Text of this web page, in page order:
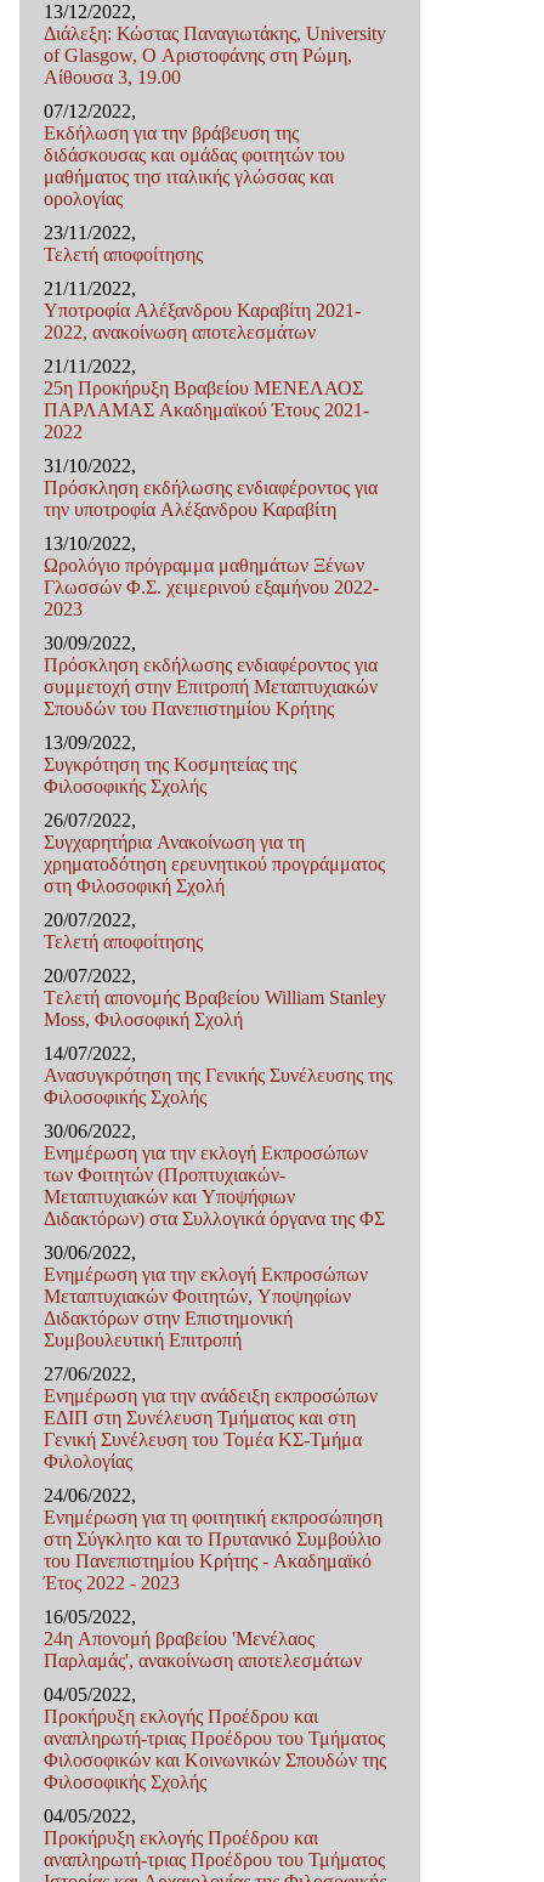
13/12/2022,
Διάλεξη: Κώστας Παναγιωτάκης, University
of Glasgow, Ο Αριστοφάνης στη Ρώμη,
Αίθουσα 3, 19.00
07/12/2022,
Εκδήλωση για την βράβευση της
διδάσκουσας και ομάδας φοιτητών του
μαθήματος τησ ιταλικής γλώσσας και
ορολογίας
23/11/2022,
Τελετή αποφοίτησης
21/11/2022,
Υποτροφία Αλέξανδρου Καραβίτη 2021-
2022, ανακοίνωση αποτελεσμάτων
21/11/2022,
25η Προκήρυξη Βραβείου ΜΕΝΕΛΑΟΣ
ΠΑΡΛΑΜΑΣ Ακαδημαϊκού Έτους 2021-
2022
31/10/2022,
Πρόσκληση εκδήλωσης ενδιαφέροντος για
την υποτροφία Αλέξανδρου Καραβίτη
13/10/2022,
Ωρολόγιο πρόγραμμα μαθημάτων Ξένων
Γλωσσών Φ.Σ. χειμερινού εξαμήνου 2022-
2023
30/09/2022,
Πρόσκληση εκδήλωσης ενδιαφέροντος για
συμμετοχή στην Επιτροπή Μεταπτυχιακών
Σπουδών του Πανεπιστημίου Κρήτης
13/09/2022,
Συγκρότηση της Κοσμητείας της
Φιλοσοφικής Σχολής
26/07/2022,
Συγχαρητήρια Ανακοίνωση για τη
χρηματοδότηση ερευνητικού προγράμματος
στη Φιλοσοφική Σχολή
20/07/2022,
Τελετή αποφοίτησης
20/07/2022,
Tελετή απονομής Βραβείου William Stanley
Moss, Φιλοσοφική Σχολή
14/07/2022,
Ανασυγκρότηση της Γενικής Συνέλευσης της
Φιλοσοφικής Σχολής
30/06/2022,
Ενημέρωση για την εκλογή Εκπροσώπων
των Φοιτητών (Προπτυχιακών-
Μεταπτυχιακών και Υποψήφιων
Διδακτόρων) στα Συλλογικά όργανα της ΦΣ
30/06/2022,
Ενημέρωση για την εκλογή Εκπροσώπων
Μεταπτυχιακών Φοιτητών, Υποψηφίων
Διδακτόρων στην Επιστημονική
Συμβουλευτική Επιτροπή
27/06/2022,
Ενημέρωση για την ανάδειξη εκπροσώπων
ΕΔΙΠ στη Συνέλευση Τμήματος και στη
Γενική Συνέλευση του Τομέα ΚΣ-Τμήμα
Φιλολογίας
24/06/2022,
Ενημέρωση για τη φοιτητική εκπροσώπηση
στη Σύγκλητο και το Πρυτανικό Συμβούλιο
του Πανεπιστημίου Κρήτης - Ακαδημαϊκό
Έτος 2022 - 2023
16/05/2022,
24η Απονομή βραβείου 'Μενέλαος
Παρλαμάς', ανακοίνωση αποτελεσμάτων
04/05/2022,
Προκήρυξη εκλογής Προέδρου και
αναπληρωτή-τριας Προέδρου του Τμήματος
Φιλοσοφικών και Κοινωνικών Σπουδών της
Φιλοσοφικής Σχολής
04/05/2022,
Προκήρυξη εκλογής Προέδρου και
αναπληρωτή-τριας Προέδρου του Τμήματος